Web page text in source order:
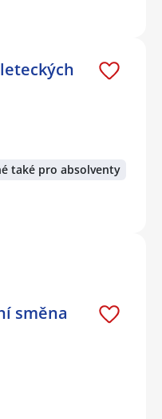
také pro absolventy
směna